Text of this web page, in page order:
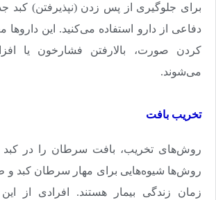
برای جلوگیری از پس زدن (نپذیرفتن) کبد
دفاعی از دارو استفاده می‌کنید. این داروها
کردن صورت، بالارفتن فشارخون یا
می‌شوند.
تخریب بافت
روش‌های تخریب، بافت سرطان را در کبد
روش‌‌‌‌‌‌ها شیوه‌هایی برای مهار سرطان کبد و
زمان زندگی بیمار هستند. افرادی از